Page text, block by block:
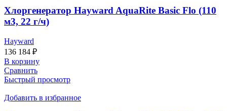
Хлоргенератор Hayward AquaRite Basic Flo (110
м3, 22 г/ч)
Hayward
136 184 ₽
В корзину
Сравнить
Быстрый просмотр
Добавить в избранное